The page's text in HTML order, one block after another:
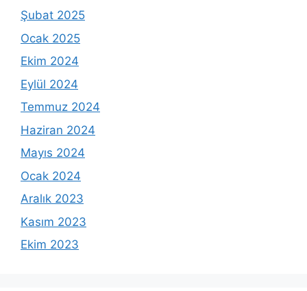
Şubat 2025
Ocak 2025
Ekim 2024
Eylül 2024
Temmuz 2024
Haziran 2024
Mayıs 2024
Ocak 2024
Aralık 2023
Kasım 2023
Ekim 2023